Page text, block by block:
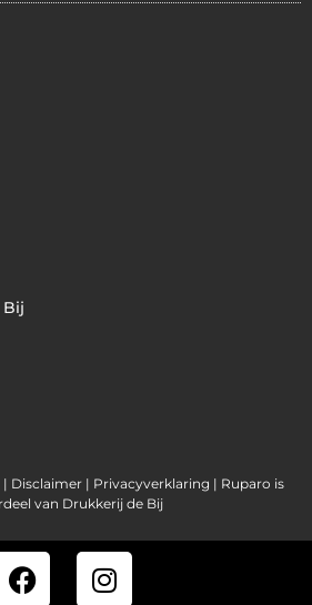
| Disclaimer | Privacyverklaring | Ruparo is
van Drukkerij de Bij